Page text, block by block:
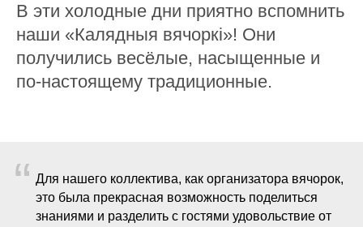
В эти холодные дни приятно вспомнить
наши «Калядныя вячоркі»! Они
получились весёлые, насыщенные и
по-настоящему традиционные.
“ Для нашего коллектива, как организатора вячорок,
это была прекрасная возможность поделиться
знаниями и разделить с гостями удовольствие от